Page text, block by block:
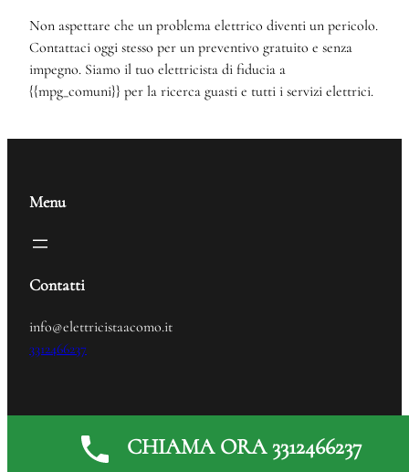
Non aspettare che un problema elettrico diventi un pericolo.
Contattaci oggi stesso per un preventivo gratuito e senza
impegno. Siamo il tuo elettricista di fiducia a
{{mpg_comuni}} per la ricerca guasti e tutti i servizi elettrici.
Menu
Contatti
info@elettricistaacomo.it
3312466237
CHIAMA ORA 3312466237
Generated by